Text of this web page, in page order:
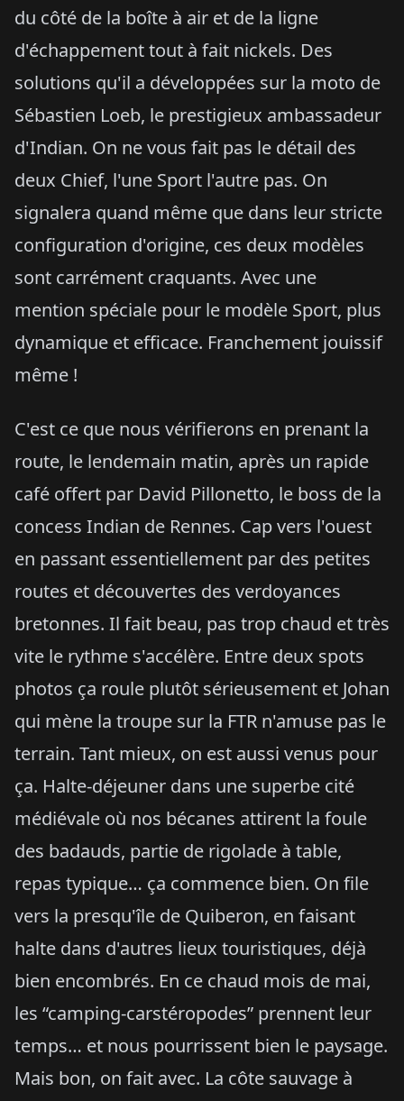
du côté de la boîte à air et de la ligne
d'échappement tout à fait nickels. Des
solutions qu'il a développées sur la moto de
Sébastien Loeb, le prestigieux ambassadeur
d'Indian. On ne vous fait pas le détail des
deux Chief, l'une Sport l'autre pas. On
signalera quand même que dans leur stricte
configuration d'origine, ces deux modèles
sont carrément craquants. Avec une
mention spéciale pour le modèle Sport, plus
dynamique et efficace. Franchement jouissif
même !
C'est ce que nous vérifierons en prenant la
route, le lendemain matin, après un rapide
café offert par David Pillonetto, le boss de la
concess Indian de Rennes. Cap vers l'ouest
en passant essentiellement par des petites
routes et découvertes des verdoyances
bretonnes. Il fait beau, pas trop chaud et très
vite le rythme s'accélère. Entre deux spots
photos ça roule plutôt sérieusement et Johan
qui mène la troupe sur la FTR n'amuse pas le
terrain. Tant mieux, on est aussi venus pour
ça. Halte-déjeuner dans une superbe cité
médiévale où nos bécanes attirent la foule
des badauds, partie de rigolade à table,
repas typique… ça commence bien. On file
vers la presqu'île de Quiberon, en faisant
halte dans d'autres lieux touristiques, déjà
bien encombrés. En ce chaud mois de mai,
les “camping-carstéropodes” prennent leur
temps… et nous pourrissent bien le paysage.
Mais bon, on fait avec. La côte sauvage à